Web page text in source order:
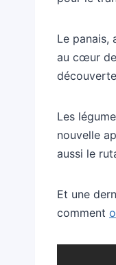
Le panais,
au cœur de
Les
nouvelle
aussi le
Et une
comment